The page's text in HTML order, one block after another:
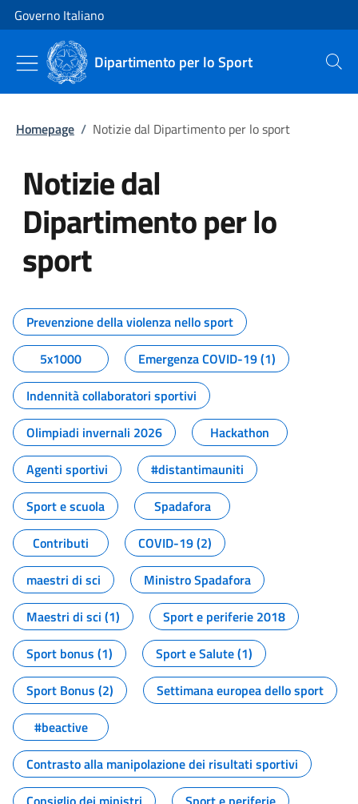
Vai al contenuto
Vai alla navigazione del sito
Governo Italiano
Dipartimento per lo Sport Cerca
Homepage / Notizie dal Dipartimento per lo sport
Notizie dal
Dipartimento per lo
sport
Tutti i contenuti della pagina
Prevenzione della violenza nello sport
5x1000
Emergenza COVID-19 (1)
Indennità collaboratori sportivi
Olimpiadi invernali 2026
Hackathon
Agenti sportivi
#distantimauniti
Sport e scuola
Spadafora
Contributi
COVID-19 (2)
maestri di sci
Ministro Spadafora
Maestri di sci (1)
Sport e periferie 2018
Sport bonus (1)
Sport e Salute (1)
Sport Bonus (2)
Settimana europea dello sport
#beactive
Contrasto alla manipolazione dei risultati sportivi